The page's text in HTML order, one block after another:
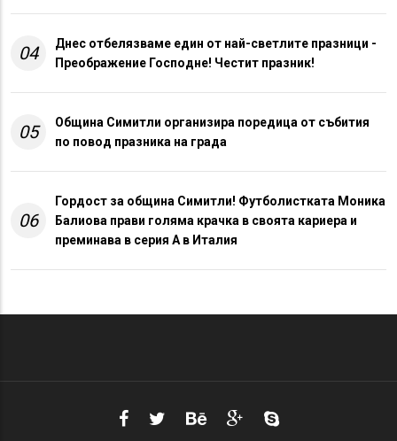
04
Днес отбелязваме един от най-светлите празници -
Преображение Господне! Честит празник!
05
Община Симитли организира поредица от събития
по повод празника на града
06
Гордост за община Симитли! Футболистката Моника
Балиова прави голяма крачка в своята кариера и
преминава в серия А в Италия